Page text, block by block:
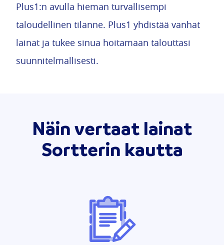
Plus1:n avulla hieman turvallisempi
taloudellinen tilanne. Plus1 yhdistää vanhat
lainat ja tukee sinua hoitamaan talouttasi
suunnitelmallisesti.
Näin vertaat lainat
Sortterin kautta